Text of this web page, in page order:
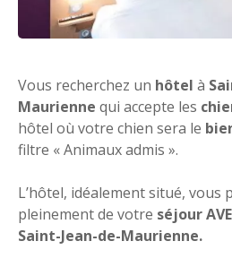
Vous recherchez un hôtel à
Maurienne qui accepte les
hôtel où votre chien sera le
filtre « Animaux admis ».
L’hôtel, idéalement situé,
pleinement de votre séjour
Saint-Jean-de-Maurienne.